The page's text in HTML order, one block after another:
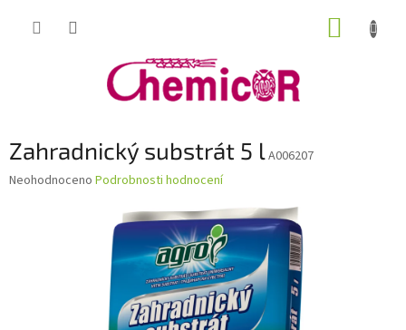
Zahradnický substrát 5 lA006207
Průměrné
Neohodnoceno Podrobnosti hodnocení